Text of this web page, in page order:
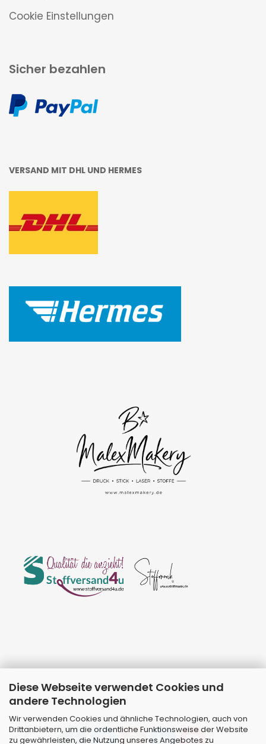
Diese Webseite verwendet Cookies und
andere Technologien
Wir verwenden Cookies und ähnliche Technologien, auch von
Drittanbietern, um die ordentliche Funktionsweise der Website
zu gewährleisten, die Nutzung unseres Angebotes zu
Cookie Einstellungen
Sicher bezahlen
VERSAND MIT DHL UND HERMES